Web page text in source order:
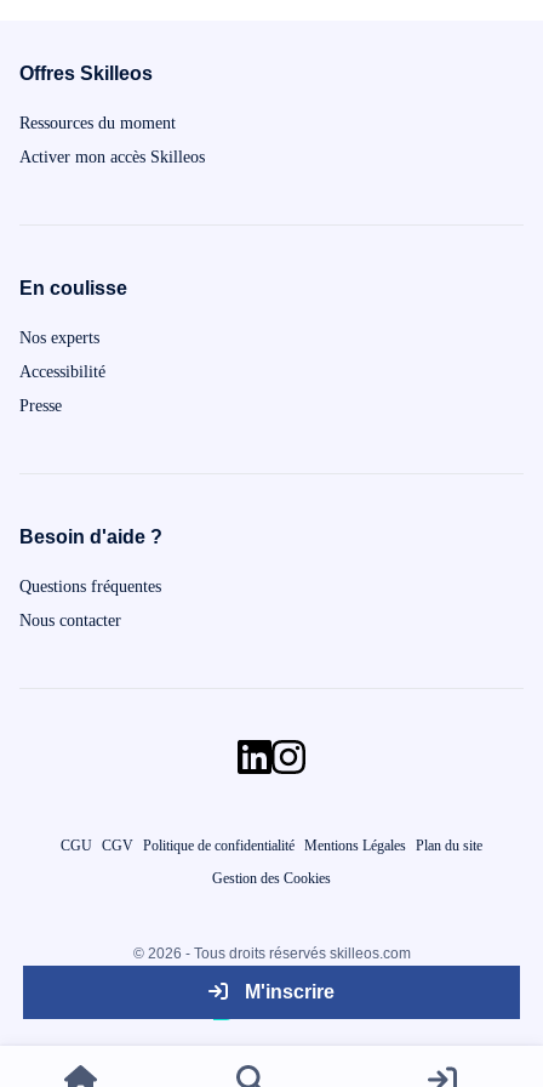
M'inscrire
Offres Skilleos
Ressources du moment
Activer mon accès Skilleos
En coulisse
Nos experts
Accessibilité
Presse
Besoin d'aide ?
Questions fréquentes
Nous contacter
CGU CGV Politique de confidentialité Mentions Légales Plan du site
Gestion des Cookies
© 2026 - Tous droits réservés skilleos.com